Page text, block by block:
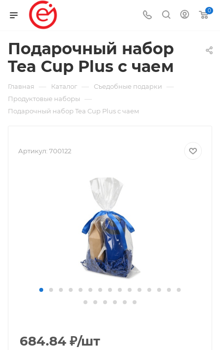
0
Подарочный набор
Tea Cup Plus с чаем
Главная — Каталог — Съедобные подарки —
Продуктовые наборы —
Подарочный набор Tea Cup Plus с чаем
Артикул: 700122
684.84 ₽/шт